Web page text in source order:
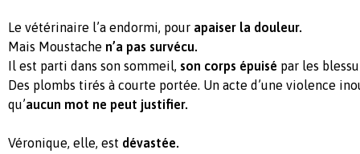
Le vétérinaire l’a endormi, pour apaiser la douleur.
Mais Moustache n’a pas survécu.
Il est parti dans son sommeil, son corps épuisé par les
Des plombs tirés à courte portée. Un acte d’une violence
qu’aucun mot ne peut justifier.
Véronique, elle, est dévastée.